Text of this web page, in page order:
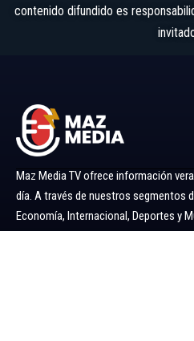
contenido difundido es
Maz Media TV ofrece información
día. A través de nuestros segmentos
Economía, Internacional, Deportes y
noticias y análisis confiables para